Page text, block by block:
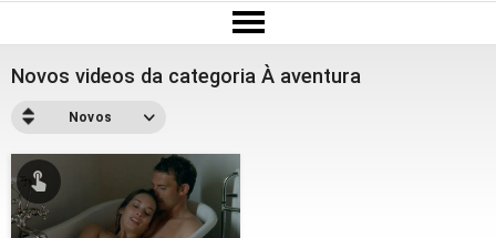
Novos videos da categoria À aventura
Novos